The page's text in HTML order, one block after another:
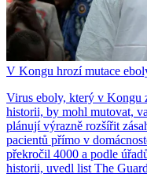
V Kongu hrozí mutace
Virus eboly, který v Kongu
historii, by mohl mutovat,
plánují výrazně rozšířit
pacientů přímo v
překročil 4000 a podle
historii, uvedl list The